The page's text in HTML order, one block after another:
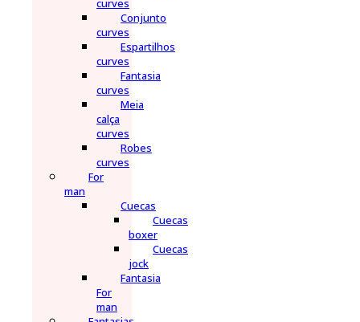
curves
Conjunto
curves
Espartilhos
curves
Fantasia
curves
Meia
calça
curves
Robes
curves
For
man
Cuecas
Cuecas
boxer
Cuecas
jock
Fantasia
For
man